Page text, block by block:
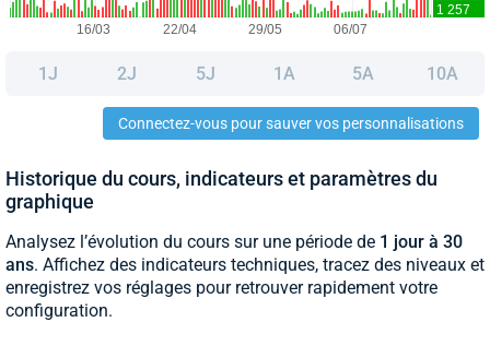
1J 2J 5J 1A 5A 10A
Connectez-vous pour sauver vos personnalisations
Historique du cours, indicateurs et paramètres du
graphique
Analysez l’évolution du cours sur une période de 1 jour à 30
ans. Affichez des indicateurs techniques, tracez des niveaux et
enregistrez vos réglages pour retrouver rapidement votre
configuration.